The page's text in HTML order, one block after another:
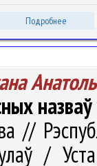
Подробнее
назваў
/